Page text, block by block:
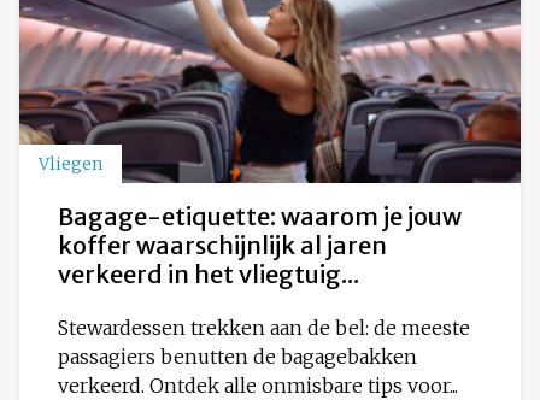
Vliegen
Bagage-etiquette: waarom je jouw
koffer waarschijnlijk al jaren
verkeerd in het vliegtuig...
Stewardessen trekken aan de bel: de meeste
passagiers benutten de bagagebakken
verkeerd. Ontdek alle onmisbare tips voor...